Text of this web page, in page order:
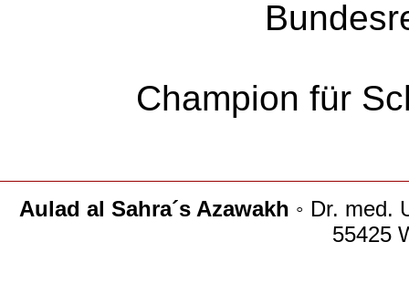
Champion für
Aulad al Sahra´s Azawakh ◦ Dr. med.
55425